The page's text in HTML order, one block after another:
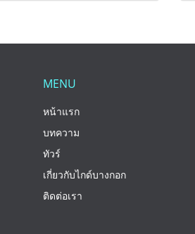
MENU
หน้าแรก
บทความ
ทัวร์
เกี่ยวกับไกด์บางกอก
ติดต่อเรา